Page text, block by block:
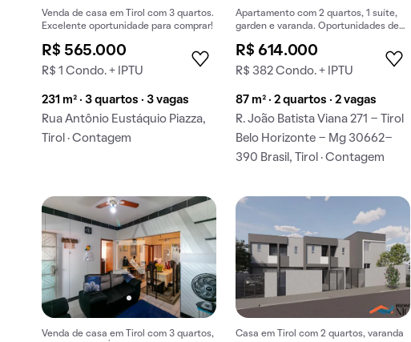
Venda de casa em Tirol com 3 quartos.
Excelente oportunidade para comprar!
R$ 565.000
R$ 1 Condo. + IPTU
231 m² · 3 quartos · 3 vagas
Rua Antônio Eustáquio Piazza,
Tirol · Contagem
Apartamento com 2 quartos, 1 suíte,
garden e varanda. Oportunidades de
R$ 614.000
R$ 382 Condo. + IPTU
87 m² · 2 quartos · 2 vagas
R. João Batista Viana 271 - Tirol
Belo Horizonte - Mg 30662-
390 Brasil, Tirol · Contagem
Venda de casa em Tirol com 3 quartos, Casa em Tirol com 2 quartos, varanda